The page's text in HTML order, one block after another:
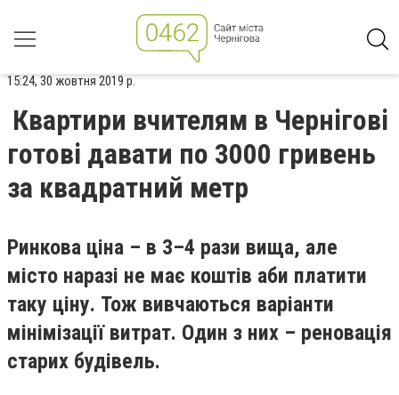
15:24, 30 жовтня 2019 р.
Квартири вчителям в Чернігові
готові давати по 3000 гривень
за квадратний метр
Ринкова ціна – в 3–4 рази вища, але
місто наразі не має коштів аби платити
таку ціну. Тож вивчаються варіанти
мінімізації витрат. Один з них – реновація
старих будівель.